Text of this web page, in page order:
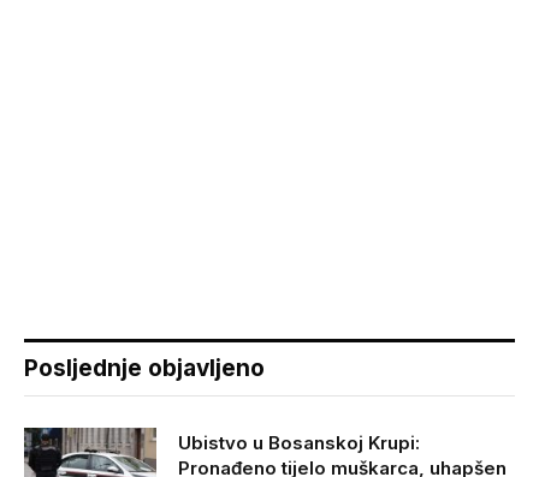
Posljednje objavljeno
Ubistvo u Bosanskoj Krupi:
Pronađeno tijelo muškarca, uhapšen